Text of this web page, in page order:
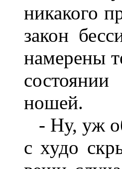
никакого
закон
намерены
ношей.
- Ну, уж
с худо